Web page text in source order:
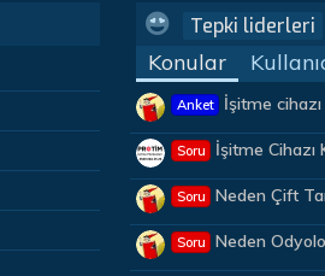
Tepki liderleri
Konular
Anket
İşitme cihazı
Soru İşitme Cihazı
Soru
Neden Çift
Soru Neden